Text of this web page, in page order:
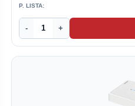
P. LISTA:
- +